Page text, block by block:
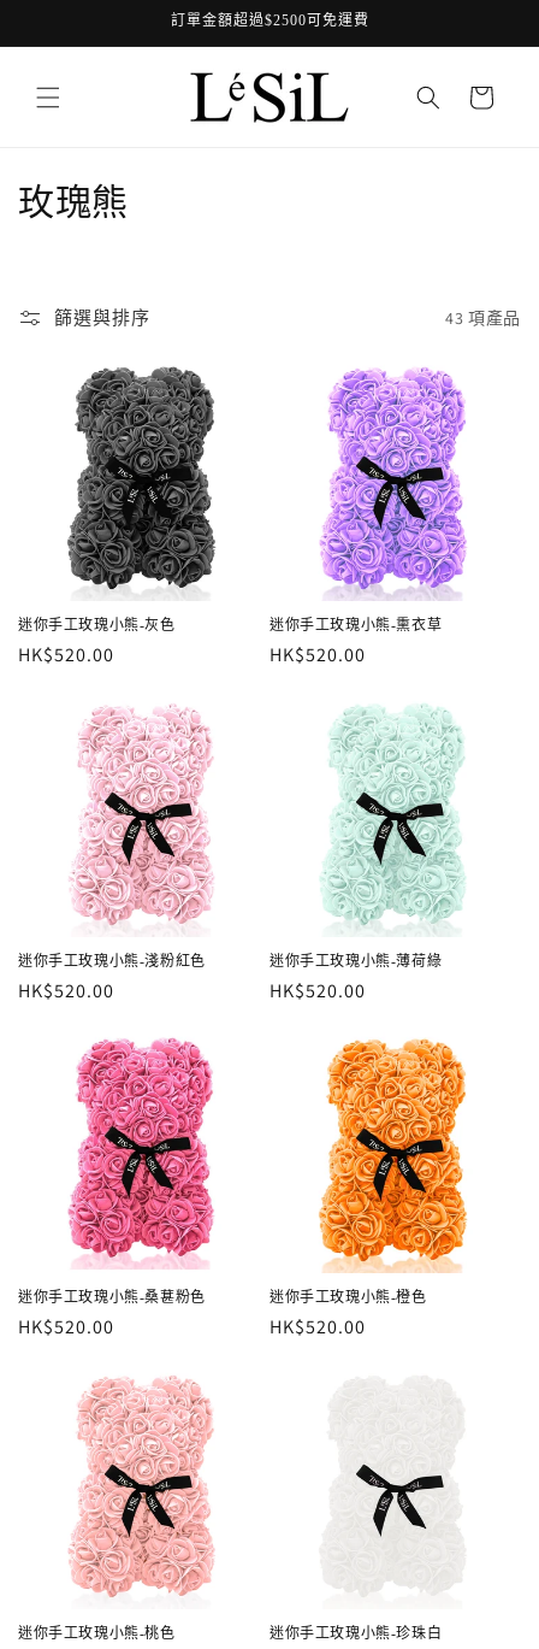
訂單金額超過$2500可免運費
物
商
玫瑰熊
篩選與排序 43 項產品
迷你手工玫瑰小熊-灰色
定
HK$520.00
迷你手工玫瑰小熊-熏衣草
定
HK$520.00
迷你手工玫瑰小熊-淺粉紅色
定
HK$520.00
迷你手工玫瑰小熊-薄荷綠
定
HK$520.00
迷你手工玫瑰小熊-桑葚粉色
定
HK$520.00
迷你手工玫瑰小熊-橙色
定
HK$520.00
迷你手工玫瑰小熊-桃色 迷你手工玫瑰小熊-珍珠白